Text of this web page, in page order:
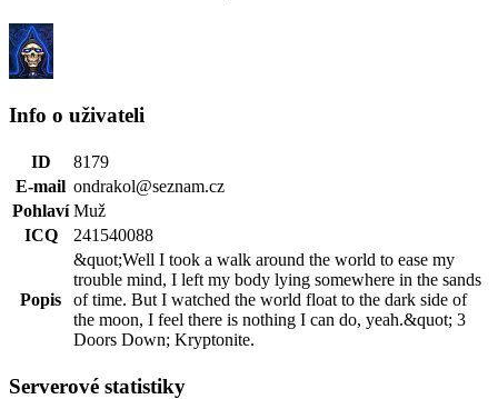
Info o uživateli
ID
8179
E-mail ondrakol@seznam.cz
Pohlaví Muž
ICQ
241540088
Popis
&quot;Well I took a walk around the world to ease my
trouble mind, I left my body lying somewhere in the sands
of time. But I watched the world float to the dark side of
the moon, I feel there is nothing I can do, yeah.&quot; 3
Doors Down; Kryptonite.
Serverové statistiky